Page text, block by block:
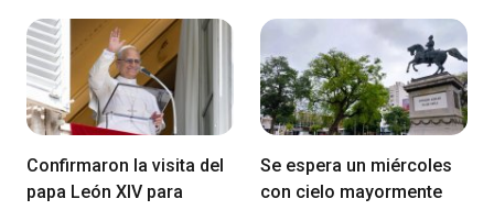
Confirmaron la visita del
papa León XIV para
Se espera un miércoles
con cielo mayormente